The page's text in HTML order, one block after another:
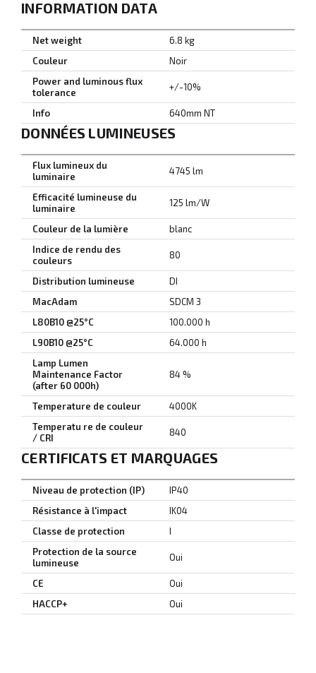
INFORMATION DATA
Net weight
6.8 kg
Couleur
Noir
Power and luminous flux
tolerance
+/-10%
Info 640mm NT
DONNÉES LUMINEUSES
Flux lumineux du
luminaire
4745 lm
Efficacité lumineuse du
luminaire
125 lm/W
Couleur de la lumière
blanc
Indice de rendu des
couleurs
80
Distribution lumineuse
DI
MacAdam
SDCM 3
L80B10 @25°C
100.000 h
L90B10 @25°C
64.000 h
Lamp Lumen
Maintenance Factor
(after 60 000h)
84 %
Temperature de couleur
4000K
Temperatu re de couleur
/ CRI
840
CERTIFICATS ET MARQUAGES
Niveau de protection (IP)
IP40
Résistance à l'impact
IK04
Classe de protection
I
Protection de la source
lumineuse
Oui
CE
Oui
HACCP+
Oui